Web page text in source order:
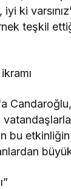
iyi ki
teşkil
bu